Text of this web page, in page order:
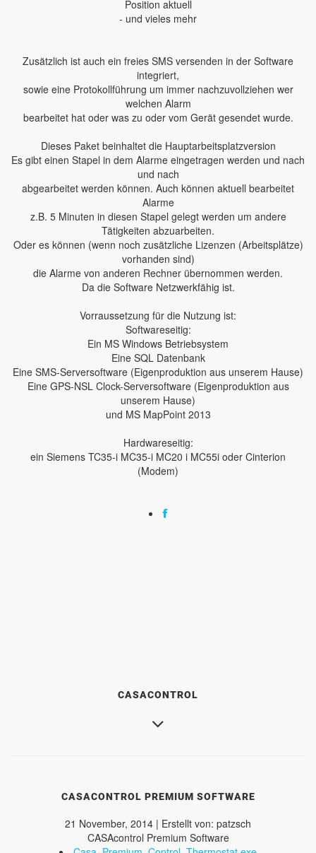
Position aktuell
- und vieles mehr
Zusätzlich ist auch ein freies SMS versenden in der Software
integriert,
sowie eine Protokollführung um immer nachzuvollziehen wer
welchen Alarm
bearbeitet hat oder was zu oder vom Gerät gesendet wurde.
Dieses Paket beinhaltet die Hauptarbeitsplatzversion
Es gibt einen Stapel in dem Alarme eingetragen werden und nach
und nach
abgearbeitet werden können. Auch können aktuell bearbeitet
Alarme
z.B. 5 Minuten in diesen Stapel gelegt werden um andere
Tätigkeiten abzuarbeiten.
Oder es können (wenn noch zusätzliche Lizenzen (Arbeitsplätze)
vorhanden sind)
die Alarme von anderen Rechner übernommen werden.
Da die Software Netzwerkfähig ist.
Vorraussetzung für die Nutzung ist:
Softwareseitig:
Ein MS Windows Betriebsystem
Eine SQL Datenbank
Eine SMS-Serversoftware (Eigenproduktion aus unserem Hause)
Eine GPS-NSL Clock-Serversoftware (Eigenproduktion aus
unserem Hause)
und MS MapPoint 2013
Hardwareseitig:
ein Siemens TC35-i MC35-i MC20 i MC55i oder Cinterion
(Modem)
CASACONTROL
CASACONTROL PREMIUM SOFTWARE
21 November, 2014 | Erstellt von: patzsch
CASAcontrol Premium Software